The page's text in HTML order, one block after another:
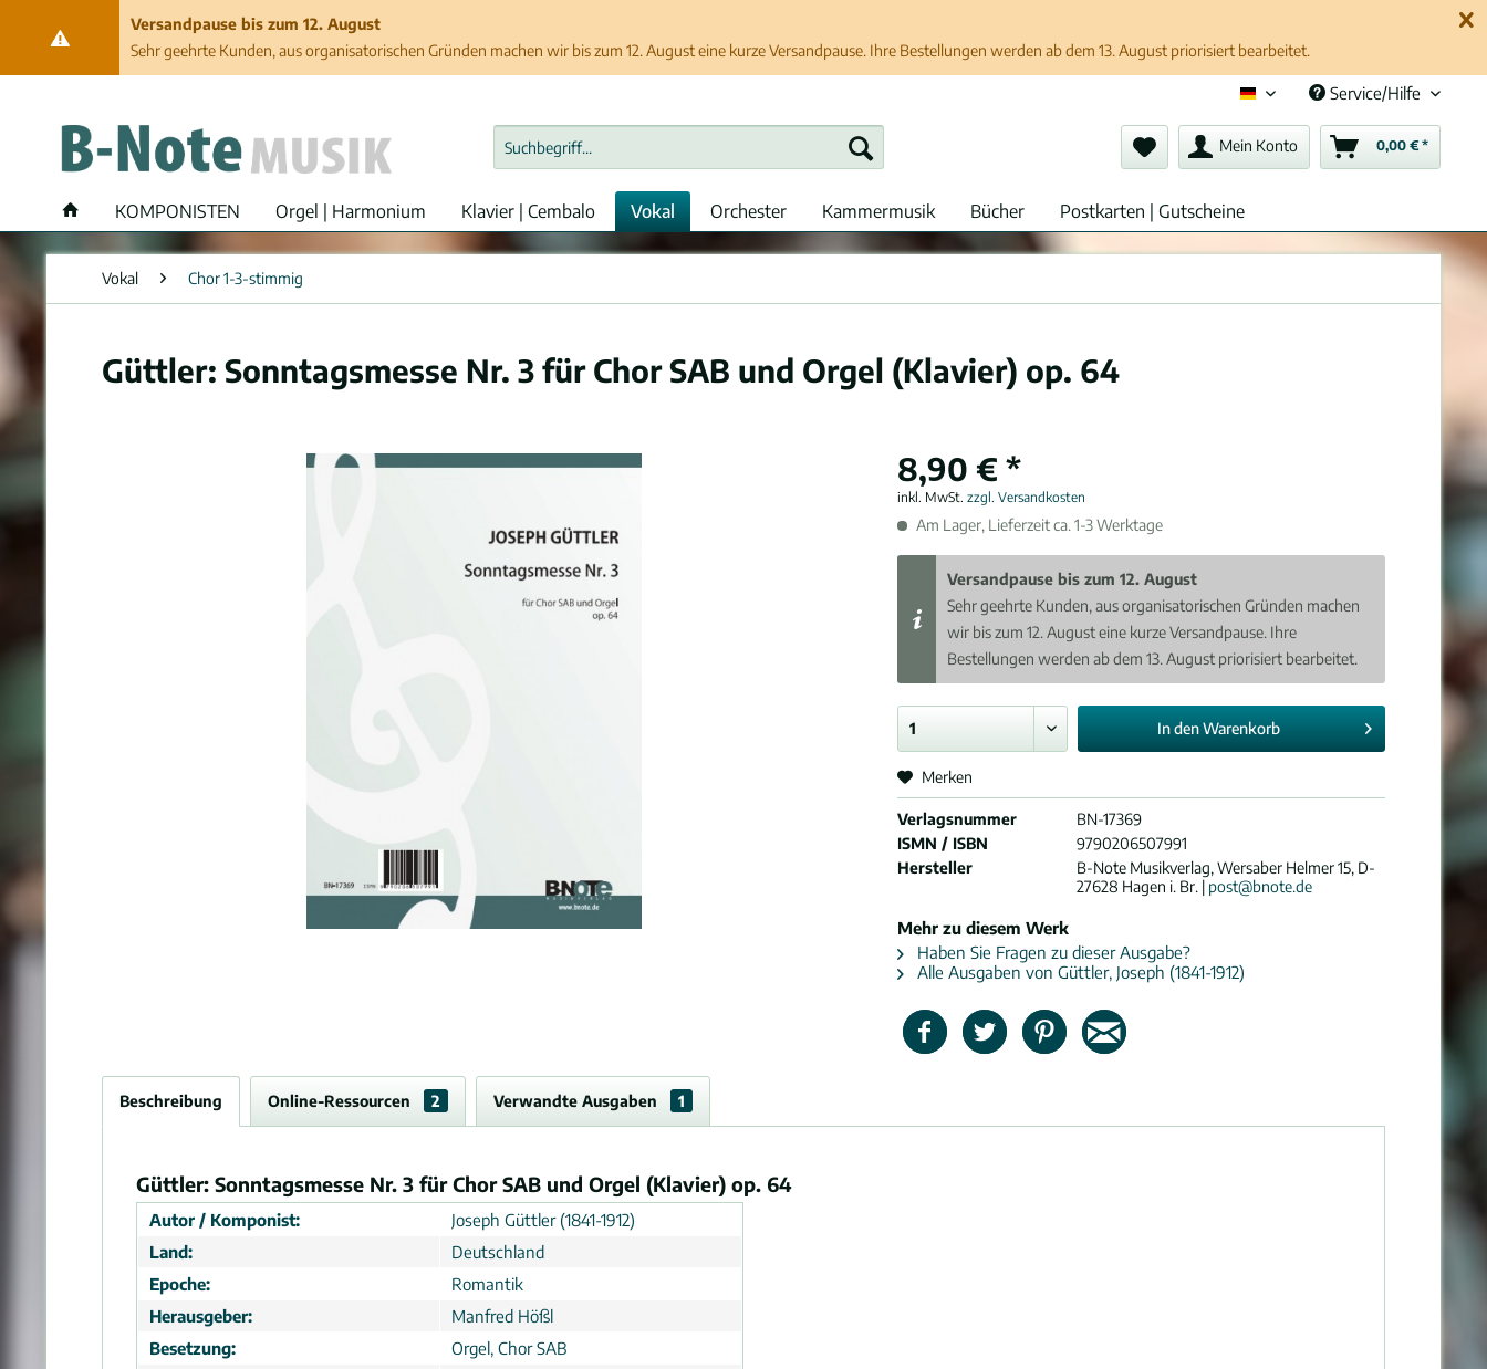
Versandpause bis zum 12. August
Sehr geehrte Kunden, aus organisatorischen Gründen machen wir bis zum 12. August eine kurze Versandpause. Ihre Bestellungen werden ab dem 13. August priorisiert bearbeitet.
Deutsch (de)
Service/Hilfe
Mein Konto 0,00 € *
KOMPONISTEN Orgel | Harmonium Klavier | Cembalo Vokal Orchester Kammermusik Bücher Postkarten | Gutscheine
Vokal Chor 1-3-stimmig
Güttler: Sonntagsmesse Nr. 3 für Chor SAB und Orgel (Klavier) op. 64
8,90 € *
inkl. MwSt.zzgl. Versandkosten
Am Lager, Lieferzeit ca. 1-3 Werktage
Versandpause bis zum 12. August
Sehr geehrte Kunden, aus organisatorischen Gründen machen
wir bis zum 12. August eine kurze Versandpause. Ihre
Bestellungen werden ab dem 13. August priorisiert bearbeitet.
In denWarenkorb
Merken
Verlagsnummer
BN-17369
ISMN / ISBN
9790206507991
Hersteller
B-Note Musikverlag, Wersaber Helmer 15, D-
27628 Hagen i. Br. | post@bnote.de
Mehr zu diesem Werk
Haben Sie Fragen zu dieser Ausgabe?
Alle Ausgaben von Güttler, Joseph (1841-1912)
Beschreibung Online-Ressourcen 2 Verwandte Ausgaben 1
Güttler: Sonntagsmesse Nr. 3 für Chor SAB und Orgel (Klavier) op. 64
Autor / Komponist:
Joseph Güttler (1841-1912)
Land:
Deutschland
Epoche:
Romantik
Herausgeber:
Manfred Hößl
Besetzung:
Orgel, Chor SAB